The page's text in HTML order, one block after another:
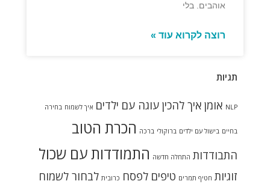
אוהבים. בלי
רוצה לקרוא עוד »
תגיות
NLP אומן איך להכין עוגה עם ילדים איך לשמוח בחירה
בחיים בישול עם ילדים ברוקולי ברכה הכרת הטוב
התבודדות התחלה חדשה התמודדות עם שכול
זוגיות חטיף תמרים טיפים לפסח כרובית לבחור לשמוח